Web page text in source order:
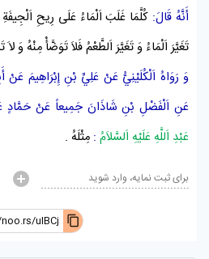
أَنَّهُ قَالَ: كُلَّمَا غَلَبَ اَلْمَاءُ عَلَى رِيحِ
تَغَيَّرَ اَلْمَاءُ وَ تَغَيَّرَ اَلطَّعْمُ فَلاَ تَوَضَّأْ مِنْهُ وَ
وَ رَوَاهُ اَلْكُلَيْنِيُّ عَنْ عَلِيِّ بْنِ إِبْرَاهِيمَ عَنْ
عَنِ اَلْفَضْلِ بْنِ شَاذَانَ جَمِيعاً عَنْ حَمَّادٍ
عَبْدِ اَللَّهِ عَلَيْهِ اَلسَّلاَمُ : مِثْلَهُ .
برای ثبت نمایه، وارد شوید
ulBCj